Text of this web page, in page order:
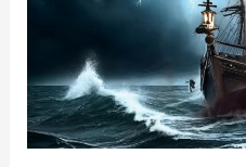
Iglesia
Católica:
Un